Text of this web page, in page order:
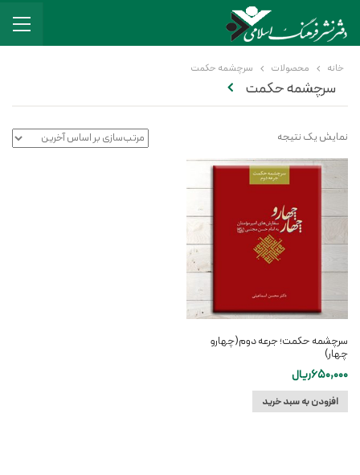
خانه محصولات سرچشمه حکمت
سرچشمه حکمت
نمایش یک نتیجه
سرچشمه حکمت؛ جرعه دوم(چهارو
چهار)
650,000ریال
افزودن به سبد خرید